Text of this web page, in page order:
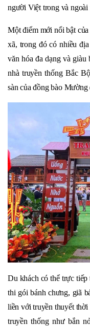
người Việt trong và ngoài
Một điểm mới nổi bật
xã, trong đó có nhiều
văn hóa đa dạng và
nhà truyền thống Bắc
sàn của đồng bào
Du khách có thể trực
thi gói bánh chưng, giã
liền với truyền thuyết
truyền thống như bắn